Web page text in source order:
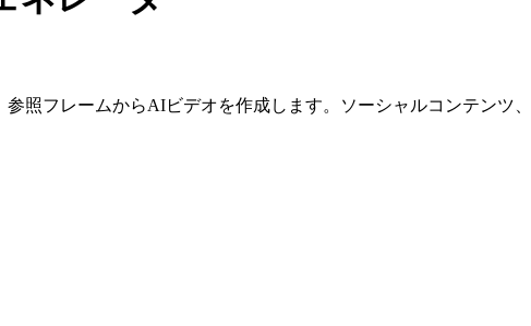
照フレームからAIビデオを作成します。ソーシャルコンテン